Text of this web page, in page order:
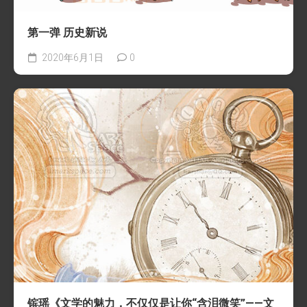
第一弹 历史新说
2020年6月1日 0
镔瑶《文学的魅力，不仅仅是让你“含泪微笑”——文